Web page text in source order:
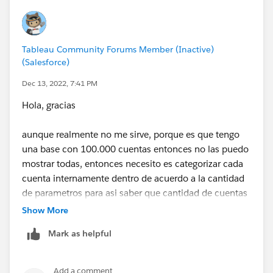
Puede agregar un parámetro para reemplazar el 40 si
es necesario.
Mi Power BI es un poco tosco, pero en Power BI esto
debería traducirse aproximadamente (sin el 40 filtro)
CALCULATE(
    COUNT('Base 2'[Status Operations]),
    ALLEXCEPT('Base 2','Base 2'[Customer])
    )
mismo que el tuyo pero la idea es que en Tableau lo
tenemos ALLEXCEPT .
Tableau Community Forums Member (Inactive)
(Salesforce)
Dec 13, 2022, 7:41 PM
Hola, gracias
aunque realmente no me sirve, porque es que tengo
una base con 100.000 cuentas entonces no las puedo
mostrar todas, entonces necesito es categorizar cada
cuenta internamente dentro de acuerdo a la cantidad
de parametros para asi saber que cantidad de cuentas
tienen varias visitas con el codigo 40, por ejemplo en
columna que cuenta estos parametros para asi
Show More
Mark as helpful
Add a comment